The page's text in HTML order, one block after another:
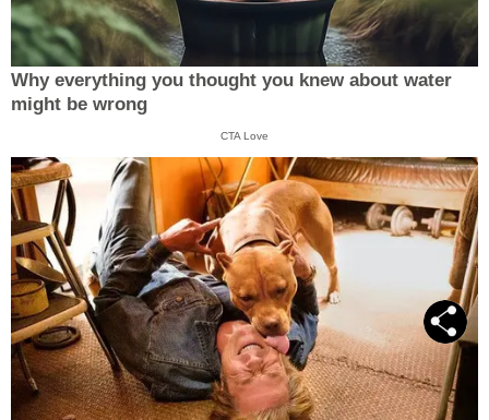
Why everything you thought you knew about water
might be wrong
CTA Love